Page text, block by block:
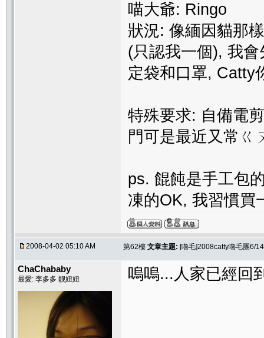
喵大爺: Ringo
狀況: 像緬因貓那
(只認我一個), 我
定袋和口罩, Catty
特殊要求: 自備電
門可是最近又常ㄍ
ps. 餛飩是手工包
凍的OK, 我習慣買
2008-04-02 05:10 AM 第62樓 文章主題: [嚕毛]2008catty嚕毛團6/
ChaChababy
最愛: 李多多 靓妞妞 嗚嗚...人家已經回